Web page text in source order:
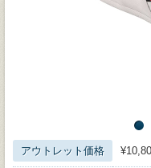
アウトレット価格